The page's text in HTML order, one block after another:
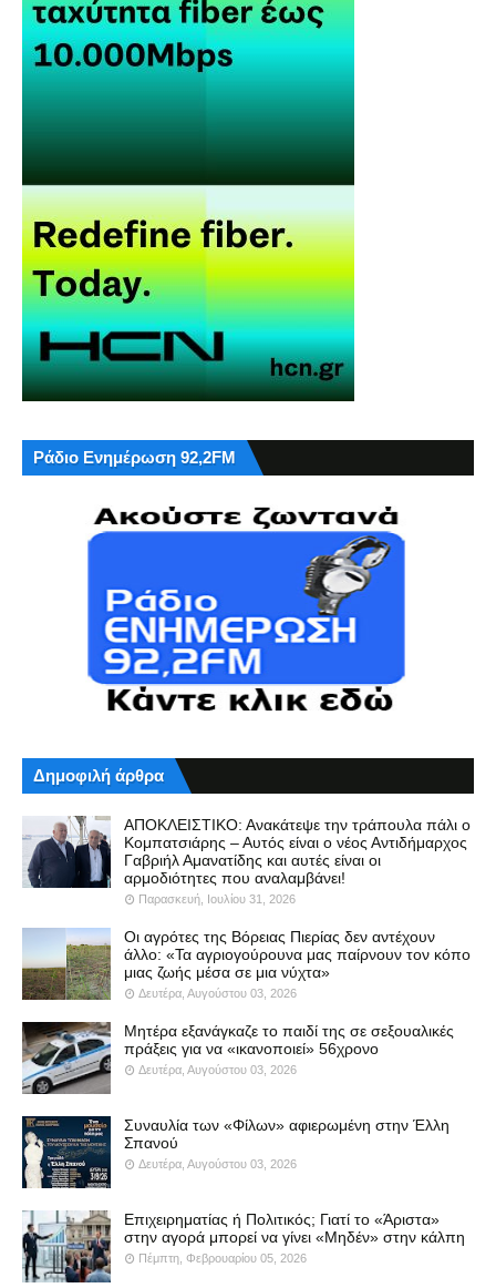
Ράδιο Ενημέρωση 92,2FM
Δημοφιλή άρθρα
ΑΠΟΚΛΕΙΣΤΙΚΟ: Ανακάτεψε την τράπουλα πάλι ο
Κομπατσιάρης – Αυτός είναι ο νέος Αντιδήμαρχος
Γαβριήλ Αμανατίδης και αυτές είναι οι
αρμοδιότητες που αναλαμβάνει!
Παρασκευή, Ιουλίου 31, 2026
Οι αγρότες της Βόρειας Πιερίας δεν αντέχουν
άλλο: «Τα αγριογούρουνα μας παίρνουν τον κόπο
μιας ζωής μέσα σε μια νύχτα»
Δευτέρα, Αυγούστου 03, 2026
Μητέρα εξανάγκαζε το παιδί της σε σεξουαλικές
πράξεις για να «ικανοποιεί» 56χρονο
Δευτέρα, Αυγούστου 03, 2026
Συναυλία των «Φίλων» αφιερωμένη στην Έλλη
Σπανού
Δευτέρα, Αυγούστου 03, 2026
Επιχειρηματίας ή Πολιτικός; Γιατί το «Άριστα»
στην αγορά μπορεί να γίνει «Μηδέν» στην κάλπη
Πέμπτη, Φεβρουαρίου 05, 2026